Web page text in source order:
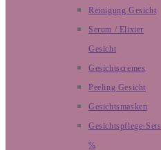
Reinigung Gesicht
Serum / Elixier
Gesicht
Gesichtscremes
Peeling Gesicht
Gesichtsmasken
Gesichtspflege-Sets
%